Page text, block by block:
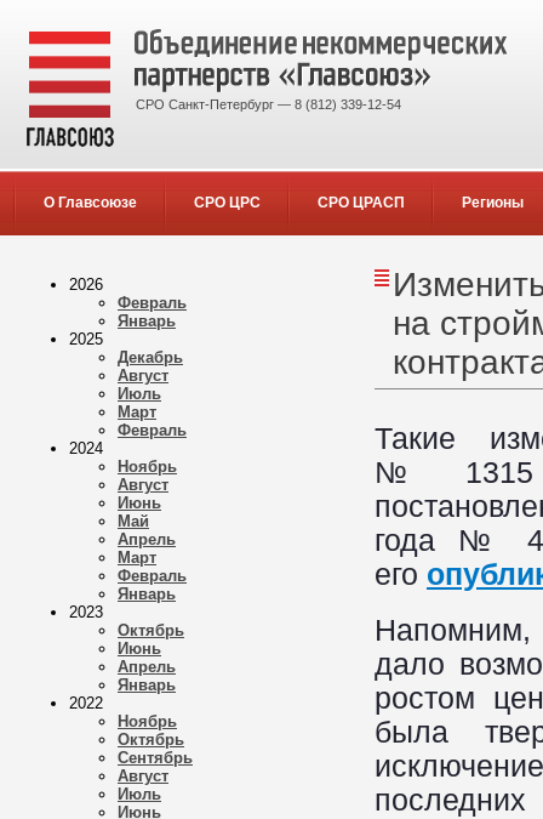
СРО Санкт-Петербург — 8 (812) 339-12-54
О Главсоюзе СРО ЦРС СРО ЦРАСП Регионы
2026
Февраль
Январь
2025
Декабрь
Август
Июль
Март
Февраль
2024
Ноябрь
Август
Июнь
Май
Апрель
Март
Февраль
Январь
2023
Октябрь
Июнь
Апрель
Январь
2022
Ноябрь
Октябрь
Сентябрь
Август
Июль
Июнь
на
Такие
№ 1315 и
года №
его
Напомним,
дало
ростом
была